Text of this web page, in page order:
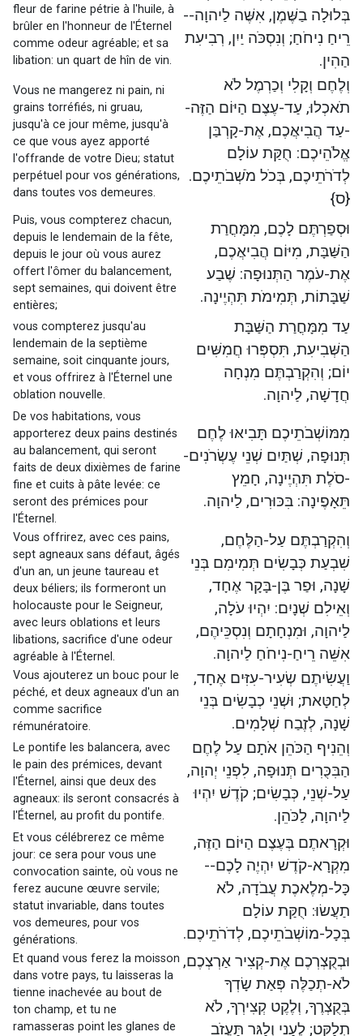
fleur de farine pétrie à l'huile, à
brûler en l'honneur de l'Éternel
comme odeur agréable; et sa
libation: un quart de hîn de vin.
בְּלוּלָה בַשֶּׁמֶן, אִשֶּׁה לַיהוָה--
רֵיחַ נִיחֹחַ; וְנִסְכֹּה יַיִן, רְבִיעִת
הַהִין.
Vous ne mangerez ni pain, ni
grains torréfiés, ni gruau,
jusqu'à ce jour même, jusqu'à
ce que vous ayez apporté
l'offrande de votre Dieu; statut
perpétuel pour vos générations,
dans toutes vos demeures.
וְלֶחֶם וְקָלִי וְכַרְמֶל לֹא
תֹאכְלוּ, עַד-עֶצֶם הַיּוֹם הַזֶּה-
-עַד הֲבִיאֲכֶם, אֶת-קָרְבַּן
אֱלֹהֵיכֶם: חֻקַּת עוֹלָם
לְדֹרֹתֵיכֶם, בְּכֹל מֹשְׁבֹתֵיכֶם.
{ס}
Puis, vous compterez chacun,
depuis le lendemain de la fête,
depuis le jour où vous aurez
offert l'ômer du balancement,
sept semaines, qui doivent être
entières;
וּסְפַרְתֶּם לָכֶם, מִמָּחֳרַת
הַשַּׁבָּת, מִיּוֹם הֲבִיאֲכֶם,
אֶת-עֹמֶר הַתְּנוּפָה: שֶׁבַע
שַׁבָּתוֹת, תְּמִימֹת תִּהְיֶינָה.
vous compterez jusqu'au
lendemain de la septième
semaine, soit cinquante jours,
et vous offrirez à l'Éternel une
oblation nouvelle.
עַד מִמָּחֳרַת הַשַּׁבָּת
הַשְּׁבִיעִת, תִּסְפְּרוּ חֲמִשִּׁים
יוֹם; וְהִקְרַבְתֶּם מִנְחָה
חֲדָשָׁה, לַיהוָה.
De vos habitations, vous
apporterez deux pains destinés
au balancement, qui seront
faits de deux dixièmes de farine
fine et cuits à pâte levée: ce
seront des prémices pour
l'Éternel.
מִמּוֹשְׁבֹתֵיכֶם תָּבִיאּוּ לֶחֶם
תְּנוּפָה, שְׁתַּיִם שְׁנֵי עֶשְׂרֹנִים-
-סֹלֶת תִּהְיֶינָה, חָמֵץ
תֵּאָפֶינָה: בִּכּוּרִים, לַיהוָה.
Vous offrirez, avec ces pains,
sept agneaux sans défaut, âgés
d'un an, un jeune taureau et
deux béliers; ils formeront un
holocauste pour le Seigneur,
avec leurs oblations et leurs
libations, sacrifice d'une odeur
agréable à l'Éternel.
וְהִקְרַבְתֶּם עַל-הַלֶּחֶם,
שִׁבְעַת כְּבָשִׂים תְּמִימִם בְּנֵי
שָׁנָה, וּפַר בֶּן-בָּקָר אֶחָד,
וְאֵילִם שְׁנָיִם: יִהְיוּ עֹלָה,
לַיהוָה, וּמִנְחָתָם וְנִסְכֵּיהֶם,
אִשֵּׁה רֵיחַ-נִיחֹחַ לַיהוָה.
Vous ajouterez un bouc pour le
péché, et deux agneaux d'un an
comme sacrifice
rémunératoire.
וַעֲשִׂיתֶם שְׂעִיר-עִזִּים אֶחָד,
לְחַטָּאת; וּשְׁנֵי כְבָשִׂים בְּנֵי
שָׁנָה, לְזֶבַח שְׁלָמִים.
Le pontife les balancera, avec
le pain des prémices, devant
l'Éternel, ainsi que deux des
agneaux: ils seront consacrés à
l'Éternel, au profit du pontife.
וְהֵנִיף הַכֹּהֵן אֹתָם עַל לֶחֶם
הַבִּכֻּרִים תְּנוּפָה, לִפְנֵי יְהוָה,
עַל-שְׁנֵי, כְּבָשִׂים; קֹדֶשׁ יִהְיוּ
לַיהוָה, לַכֹּהֵן.
Et vous célébrerez ce même
jour: ce sera pour vous une
convocation sainte, où vous ne
ferez aucune œuvre servile;
statut invariable, dans toutes
vos demeures, pour vos
générations.
וּקְרָאתֶם בְּעֶצֶם הַיּוֹם הַזֶּה,
מִקְרָא-קֹדֶשׁ יִהְיֶה לָכֶם--
כָּל-מְלֶאכֶת עֲבֹדָה, לֹא
תַעֲשׂוּ: חֻקַּת עוֹלָם
בְּכָל-מוֹשְׁבֹתֵיכֶם, לְדֹרֹתֵיכֶם.
Et quand vous ferez la moisson
dans votre pays, tu laisseras la
tienne inachevée au bout de
ton champ, et tu ne
ramasseras point les glanes de
וּבְקֻצְרְכֶם אֶת-קְצִיר אַרְצְכֶם,
לֹא-תְכַלֶּה פְּאַת שָׂדְךָ
בְּקֻצְרֶךָ, וְלֶקֶט קְצִירְךָ, לֹא
תְלַקֵּט; לֶעָנִי וְלַגֵּר תַּעֲזֹב